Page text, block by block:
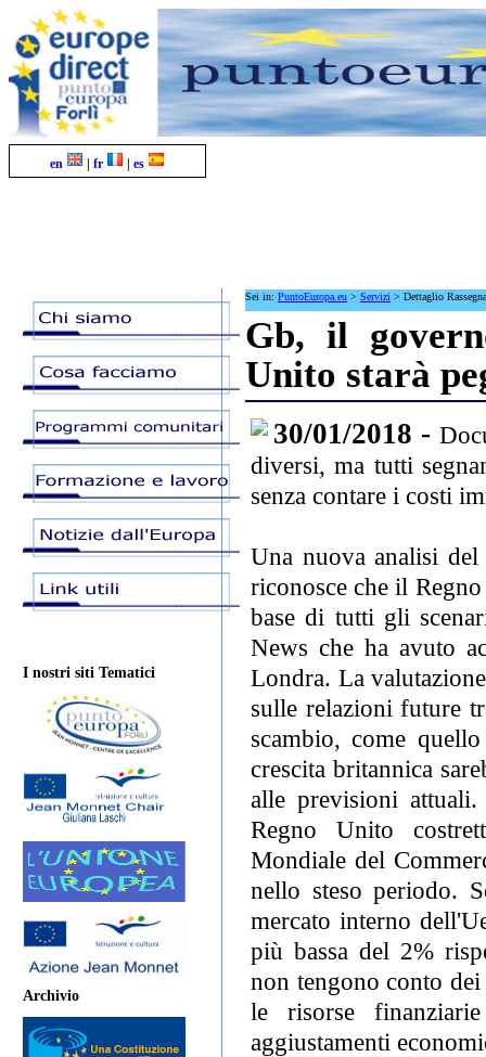
en | fr | es
I nostri siti Tematici
Archivio
Sei in: PuntoEuropa.eu > Servizi > Dettaglio
Gb, il
Unito starà
30/01/2018 -
diversi, ma tutti
senza contare i costi
Una nuova analisi
riconosce che il
base di tutti gli
News che ha avuto
Londra. La
sulle relazioni future
scambio, come
crescita britannica
alle previsioni
Regno Unito
Mondiale del
nello steso periodo.
mercato interno
più bassa del 2%
non tengono conto
le risorse
aggiustamenti